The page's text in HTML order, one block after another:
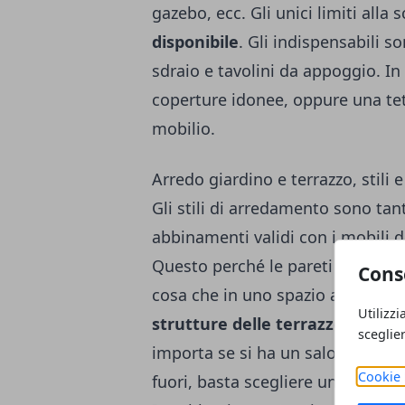
Cookie
gazebo, ecc. Gli unici limiti alla
disponibile. Gli indispensabili
sdraio e tavolini da appoggio.
coperture idonee, oppure una
mobilio.
Arredo giardino e terrazzo, stili
Gli stili di arredamento sono
abbinamenti validi con i mobili
Questo perché le pareti e la
cosa che in uno spazio aperto
strutture delle terrazze
importa se si ha un salotto stile
fuori, basta scegliere uno stile